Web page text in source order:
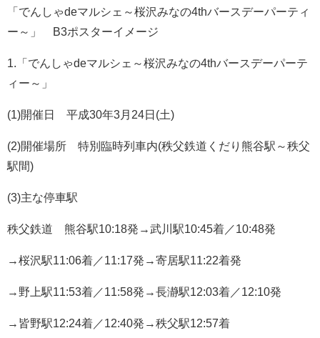
「でんしゃdeマルシェ～桜沢みなの4thバースデーパーティ
ー～」 B3ポスターイメージ
1.「でんしゃdeマルシェ～桜沢みなの4thバースデーパーテ
ィー～」
(1)開催日 平成30年3月24日(土)
(2)開催場所 特別臨時列車内(秩父鉄道くだり熊谷駅～秩父
駅間)
(3)主な停車駅
秩父鉄道 熊谷駅10:18発→武川駅10:45着／10:48発
→桜沢駅11:06着／11:17発→寄居駅11:22着発
→野上駅11:53着／11:58発→長瀞駅12:03着／12:10発
→皆野駅12:24着／12:40発→秩父駅12:57着